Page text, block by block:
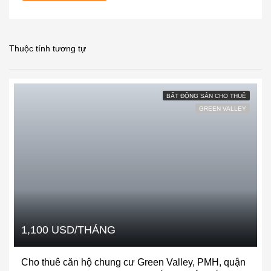
Thuộc tính tương tự
BẤT ĐỘNG SẢN CHO THUÊ
GREEN VALLEY
1,100 USD/THÁNG
Cho thuê căn hộ chung cư Green Valley, PMH, quận